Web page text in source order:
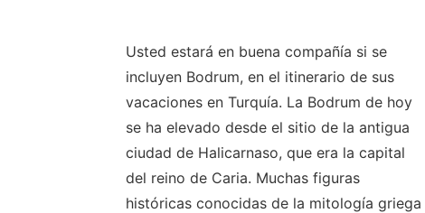
Usted estará en buena compañía si se
incluyen Bodrum, en el itinerario de sus
vacaciones en Turquía. La Bodrum de hoy
se ha elevado desde el sitio de la antigua
ciudad de Halicarnaso, que era la capital
del reino de Caria. Muchas figuras
históricas conocidas de la mitología griega